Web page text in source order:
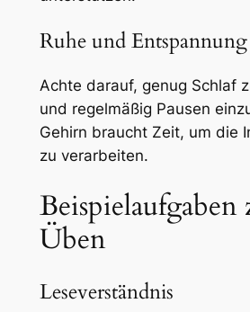
Ruhe und Entspannung
Achte darauf, genug Schlaf
und regelmäßig Pausen
Gehirn braucht Zeit, um die
zu verarbeiten.
Beispielaufgaben
Üben
Leseverständnis